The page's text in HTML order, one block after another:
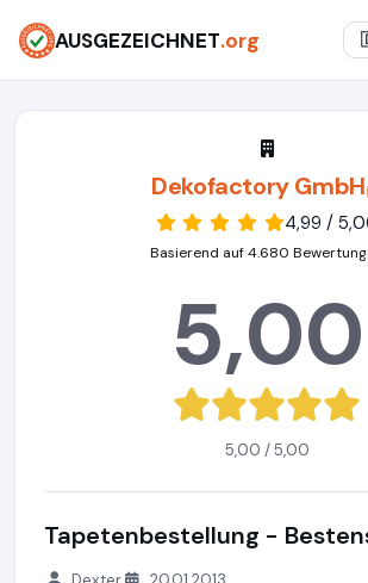
AUSGEZEICHNET.org
Dekofactory GmbH
4,99 /
Basierend auf 4.680
5,00
5,00 / 5,00
Tapetenbestellung -